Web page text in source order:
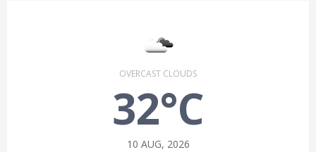
OVERCAST CLOUDS
32°C
10 AUG, 2026